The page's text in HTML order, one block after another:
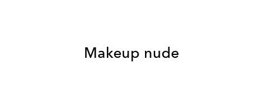
Makeup nude